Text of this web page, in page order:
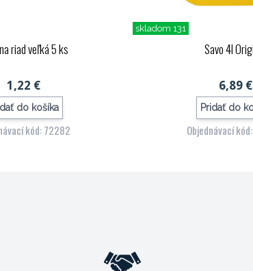
riad veľká 5 ks
1,22 €
do košíka
kód: 72282
skladom 131
Savo 4l
6,89 €
Pridať do
Objednávací